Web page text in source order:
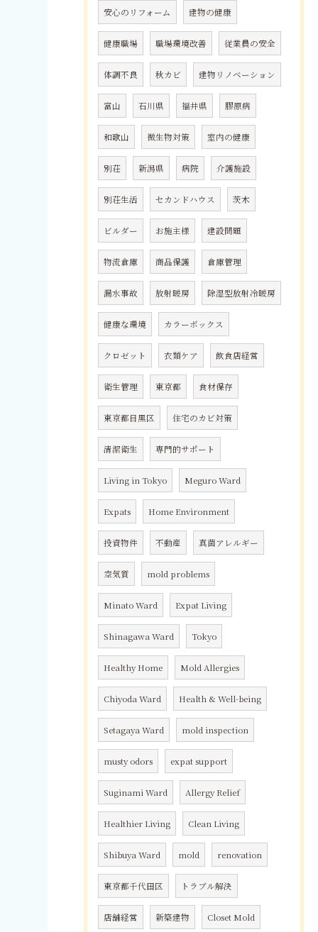
安心のリフォーム 建物の健康
健康職場 職場環境改善 従業員の安全
体調不良 秋カビ 建物リノベーション
富山 石川県 福井県 膠原病
和歌山 微生物対策 室内の健康
別荘 新潟県 病院 介護施設
別荘生活 セカンドハウス 茨木
ビルダー お施主様 建設問題
物流倉庫 商品保護 倉庫管理
漏水事故 放射暖房 除湿型放射冷暖房
健康な環境 カラーボックス
クロゼット 衣類ケア 飲食店経営
衛生管理 東京都 食材保存
東京都目黒区 住宅のカビ対策
清潔衛生 専門的サポート
Living in Tokyo Meguro Ward
Expats Home Environment
投資物件 不動産 真菌アレルギー
空気質 mold problems
Minato Ward Expat Living
Shinagawa Ward Tokyo
Healthy Home Mold Allergies
Chiyoda Ward Health & Well-being
Setagaya Ward mold inspection
musty odors expat support
Suginami Ward Allergy Relief
Healthier Living Clean Living
Shibuya Ward mold renovation
東京都千代田区 トラブル解決
店舗経営 新築建物 Closet Mold